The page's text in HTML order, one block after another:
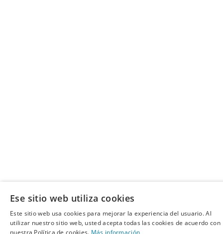
Ese sitio web utiliza cookies
Este sitio web usa cookies para mejorar la experiencia del usuario. Al
utilizar nuestro sitio web, usted acepta todas las cookies de acuerdo con
nuestra Política de cookies. Más información